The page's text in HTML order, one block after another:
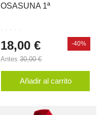
OSASUNA 1ª
18,00 €
Antes 30,00 €
-40%
Añadir al carrito